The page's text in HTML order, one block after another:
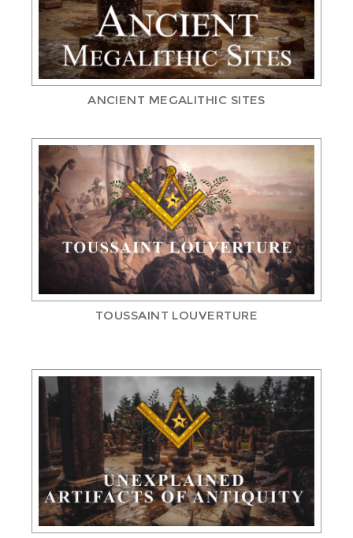
ANCIENT MEGALITHIC SITES
TOUSSAINT LOUVERTURE